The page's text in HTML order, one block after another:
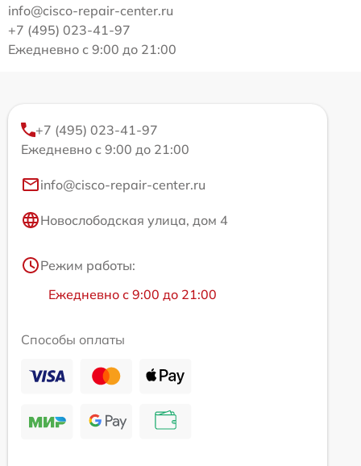
info@cisco-repair-center.ru
+7 (495) 023-41-97
Ежедневно с 9:00 до 21:00
+7 (495) 023-41-97
Ежедневно с 9:00 до 21:00
info@cisco-repair-center.ru
Новослободская улица, дом 4
Режим работы:
Ежедневно с 9:00 до 21:00
Способы оплаты